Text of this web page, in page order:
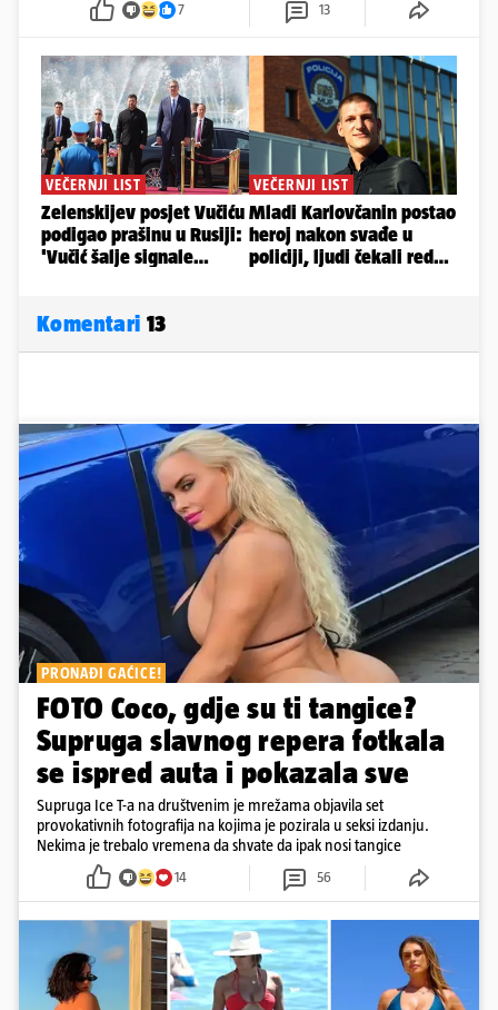
7 13
Komentari 13
PRONAĐI GAĆICE!
FOTO Coco, gdje su ti tangice?
Supruga slavnog repera fotkala
se ispred auta i pokazala sve
Supruga Ice T-a na društvenim je mrežama objavila set
provokativnih fotografija na kojima je pozirala u seksi izdanju.
Nekima je trebalo vremena da shvate da ipak nosi tangice
14 56